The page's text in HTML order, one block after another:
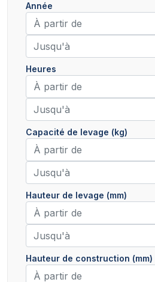
Année
Heures
Capacité de levage (kg)
Hauteur de levage (mm)
Hauteur de construction (mm)